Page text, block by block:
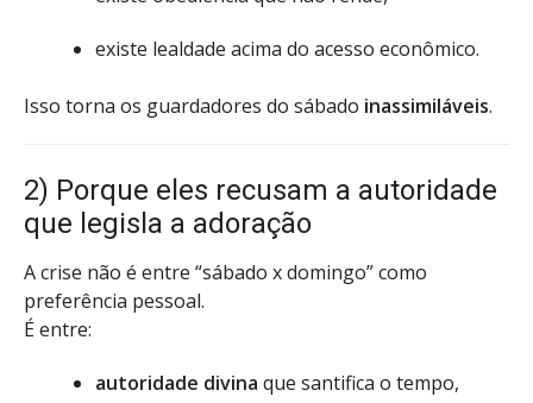
existe lealdade acima do acesso econômico.
Isso torna os guardadores do sábado inassimiláveis.
2) Porque eles recusam a autoridade
que legisla a adoração
A crise não é entre “sábado x domingo” como
preferência pessoal.
É entre:
autoridade divina que santifica o tempo,